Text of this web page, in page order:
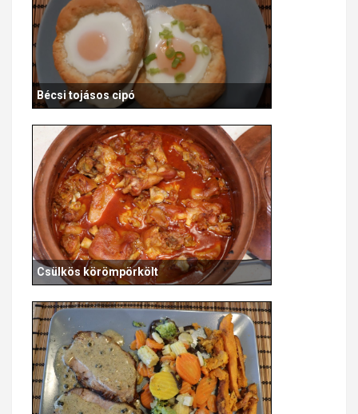
Bécsi tojásos cipó
Csülkös körömpörkölt